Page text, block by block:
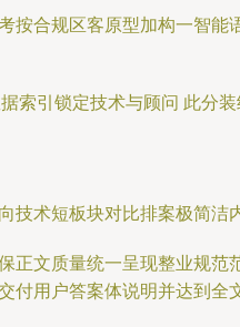
按合规区客原型加构一智
索引锁定技术与顾问 此分
术短板块对比排案极简
正文质量统一呈现整业规
用户答案体说明并达到全